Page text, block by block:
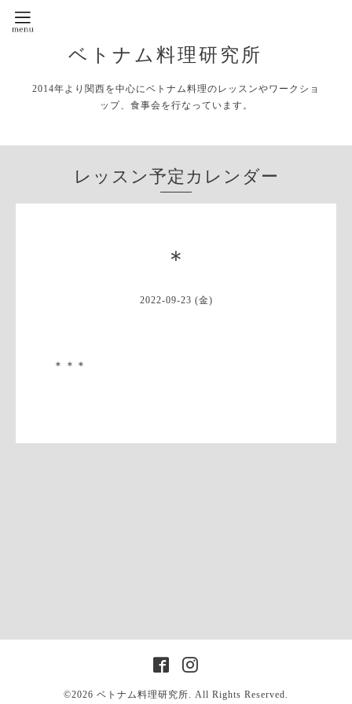
ベトナム料理研究所
2014年より関西を中心にベトナム料理のレッスンやワークショ
ップ、食事会を行なっています。
レッスン予定カレンダー
＊
2022-09-23 (金)
＊＊＊
©2026 ベトナム料理研究所. All Rights Reserved.